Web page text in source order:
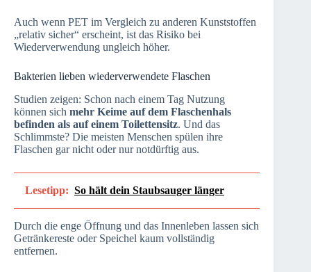
Auch wenn PET im Vergleich zu anderen Kunststoffen
„relativ sicher“ erscheint, ist das Risiko bei
Wiederverwendung ungleich höher.
Bakterien lieben wiederverwendete Flaschen
Studien zeigen: Schon nach einem Tag Nutzung
können sich mehr Keime auf dem Flaschenhals
befinden als auf einem Toilettensitz. Und das
Schlimmste? Die meisten Menschen spülen ihre
Flaschen gar nicht oder nur notdürftig aus.
Lesetipp: So hält dein Staubsauger länger
Durch die enge Öffnung und das Innenleben lassen sich
Getränkereste oder Speichel kaum vollständig
entfernen.